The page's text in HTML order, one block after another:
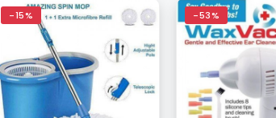
-15% -53%